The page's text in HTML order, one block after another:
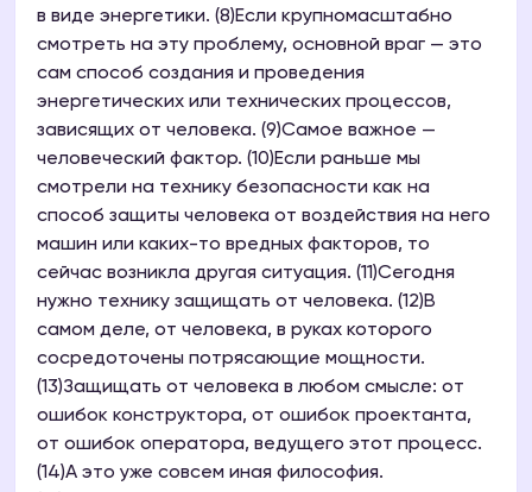
в виде энергетики. (8)Если крупномасштабно
смотреть на эту проблему, основной враг — это
сам способ создания и проведения
энергетических или технических процессов,
зависящих от человека. (9)Самое важное —
человеческий фактор. (10)Если раньше мы
смотрели на технику безопасности как на
способ защиты человека от воздействия на него
машин или каких-то вредных факторов, то
сейчас возникла другая ситуация. (11)Сегодня
нужно технику защищать от человека. (12)В
самом деле, от человека, в руках которого
сосредоточены потрясающие мощности.
(13)Защищать от человека в любом смысле: от
ошибок конструктора, от ошибок проектанта,
от ошибок оператора, ведущего этот процесс.
(14)А это уже совсем иная философия.